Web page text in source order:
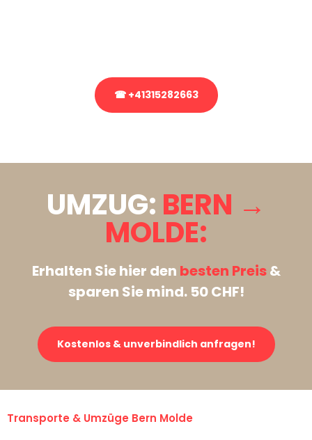
☎ +41315282663
UMZUG: BERN →
MOLDE:
Erhalten Sie hier den besten Preis&
sparen Sie mind. 50 CHF!
Kostenlos & unverbindlich anfragen!
Transporte & Umzüge Bern Molde